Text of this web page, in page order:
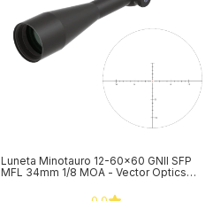
Luneta Minotauro 12-60x60 GNII SFP
MFL 34mm 1/8 MOA - Vector Optics